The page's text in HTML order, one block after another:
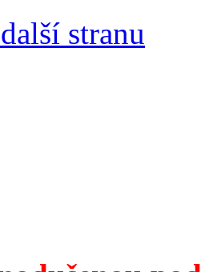
stranu